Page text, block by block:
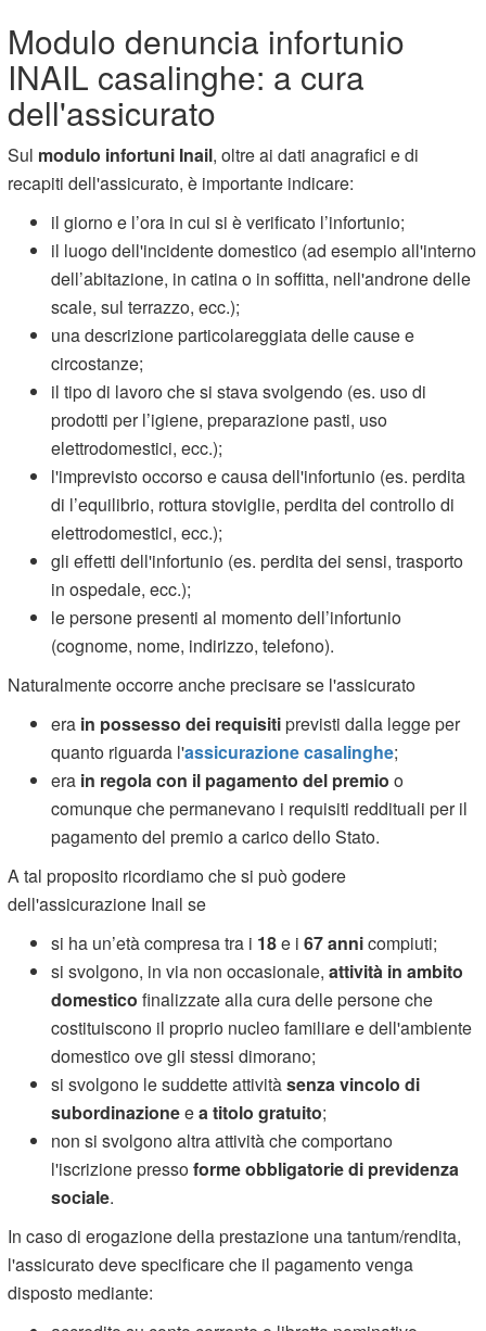
Modulo denuncia infortunio
INAIL casalinghe: a cura
dell'assicurato
Sul modulo infortuni Inail, oltre ai dati anagrafici e di
recapiti dell'assicurato, è importante indicare:
il giorno e l’ora in cui si è verificato l’infortunio;
il luogo dell'incidente domestico (ad esempio all'interno
dell’abitazione, in catina o in soffitta, nell'androne delle
scale, sul terrazzo, ecc.);
una descrizione particolareggiata delle cause e
circostanze;
il tipo di lavoro che si stava svolgendo (es. uso di
prodotti per l’igiene, preparazione pasti, uso
elettrodomestici, ecc.);
l'imprevisto occorso e causa dell'infortunio (es. perdita
di l’equilibrio, rottura stoviglie, perdita del controllo di
elettrodomestici, ecc.);
gli effetti dell'infortunio (es. perdita dei sensi, trasporto
in ospedale, ecc.);
le persone presenti al momento dell’infortunio
(cognome, nome, indirizzo, telefono).
Naturalmente occorre anche precisare se l'assicurato
era in possesso dei requisitiprevisti dalla legge per
quanto riguarda l'assicurazione casalinghe;
era in regola con il pagamento del premio o
comunque che permanevano i requisiti reddituali per il
pagamento del premio a carico dello Stato.
A tal proposito ricordiamo che si può godere
dell'assicurazione Inail se
si ha un’età compresa tra i 18e i67 annicompiuti;
si svolgono, in via non occasionale,attività in ambito
domestico finalizzate alla cura delle persone che
costituiscono il proprio nucleo familiare e dell'ambiente
domestico ove gli stessi dimorano;
si svolgono le suddette attivitàsenza vincolo di
subordinazioneea titolo gratuito;
non si svolgono altra attività che comportano
l'iscrizione pressoforme obbligatorie di previdenza
sociale.
In caso di erogazione della prestazione una tantum/rendita,
l'assicurato deve specificare che il pagamento venga
disposto mediante: